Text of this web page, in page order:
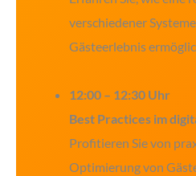
verschiedener
Gästeerlebnis
12:00 – 12:30 Uhr
Best Practices im
Profitieren Sie von
Optimierung von